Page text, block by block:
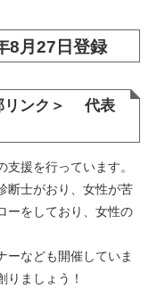
8月27日登録
リンク＞
代表
援を行っています。
断士がおり、女性が苦
ーをしており、女性の
ーなども開催していま
りましょう！